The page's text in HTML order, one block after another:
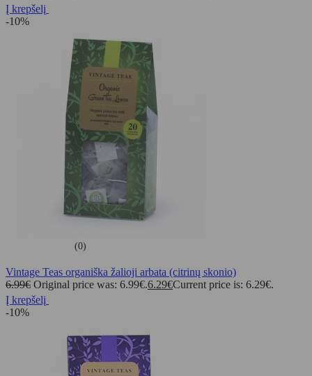
Į krepšelį
-10%
(0)
Vintage Teas organiška žalioji arbata (citrinų skonio)
6.99€ Original price was: 6.99€.6.29€Current price is: 6.29€.
Į krepšelį
-10%